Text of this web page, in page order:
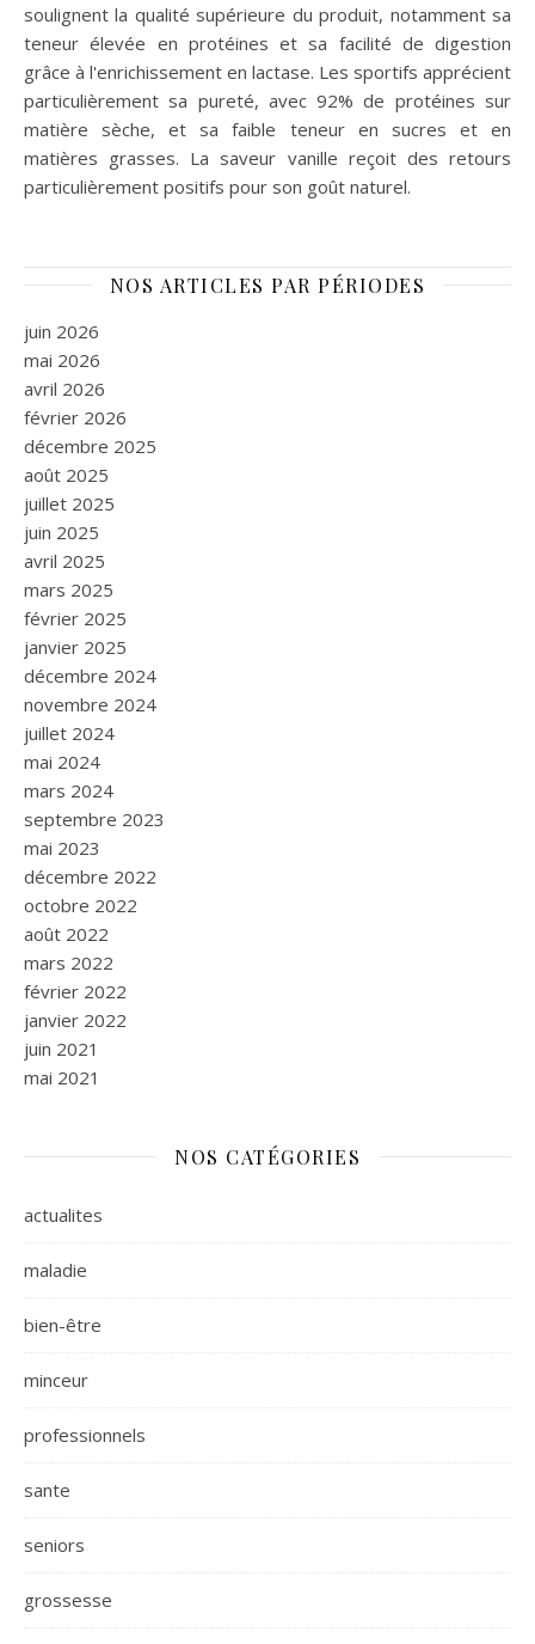
soulignent la qualité supérieure du produit, notamment sa
teneur élevée en protéines et sa facilité de digestion
grâce à l'enrichissement en lactase. Les sportifs apprécient
particulièrement sa pureté, avec 92% de protéines sur
matière sèche, et sa faible teneur en sucres et en
matières grasses. La saveur vanille reçoit des retours
particulièrement positifs pour son goût naturel.
NOS ARTICLES PAR PÉRIODES
juin 2026
mai 2026
avril 2026
février 2026
décembre 2025
août 2025
juillet 2025
juin 2025
avril 2025
mars 2025
février 2025
janvier 2025
décembre 2024
novembre 2024
juillet 2024
mai 2024
mars 2024
septembre 2023
mai 2023
décembre 2022
octobre 2022
août 2022
mars 2022
février 2022
janvier 2022
juin 2021
mai 2021
NOS CATÉGORIES
actualites
maladie
bien-être
minceur
professionnels
sante
seniors
grossesse